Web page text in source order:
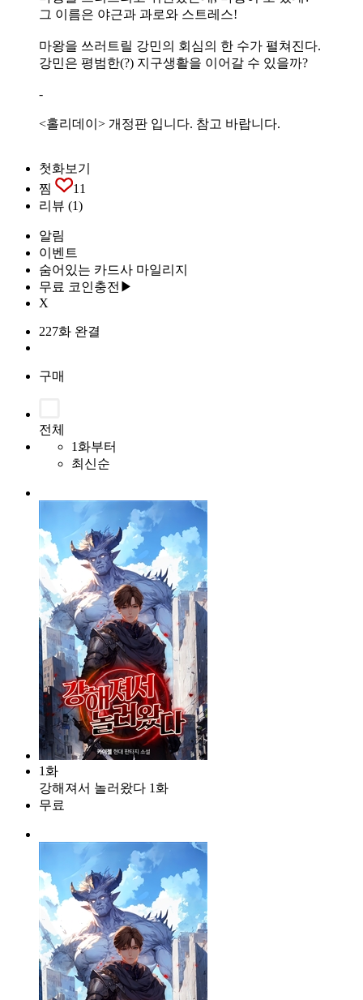
그 이름은 야근과 과로와 스트레스!
마왕을 쓰러트릴 강민의 회심의 한 수가 펼쳐진다.
강민은 평범한(?) 지구생활을 이어갈 수 있을까?
-
<홀리데이> 개정판 입니다. 참고 바랍니다.
첫화보기
찜
11
리뷰 (1)
알림
이벤트
숨어있는 카드사 마일리지
무료 코인충전▶
X
227화 완결
구매
전체
1화부터
최신순
1화
강해져서 놀러왔다 1화
무료